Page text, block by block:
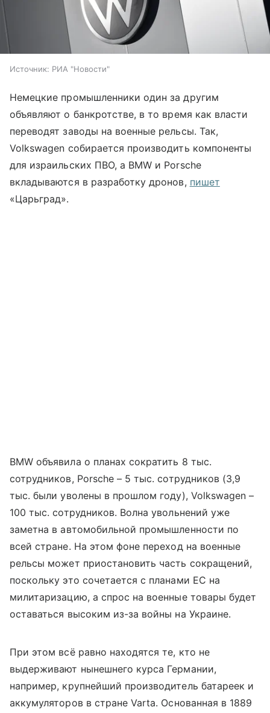
Источник: РИА "Новости"
Немецкие промышленники один за другим
объявляют о банкротстве, в то время как власти
переводят заводы на военные рельсы. Так,
Volkswagen собирается производить компоненты
для израильских ПВО, а BMW и Porsсhe
вкладываются в разработку дронов, пишет
«Царьград».
BMW объявила о планах сократить 8 тыс.
сотрудников, Porsche – 5 тыс. сотрудников (3,9
тыс. были уволены в прошлом году), Volkswagen –
100 тыс. сотрудников. Волна увольнений уже
заметна в автомобильной промышленности по
всей стране. На этом фоне переход на военные
рельсы может приостановить часть сокращений,
поскольку это сочетается с планами ЕС на
милитаризацию, а спрос на военные товары будет
оставаться высоким из-за войны на Украине.
При этом всё равно находятся те, кто не
выдерживают нынешнего курса Германии,
например, крупнейший производитель батареек и
аккумуляторов в стране Varta. Основанная в 1889